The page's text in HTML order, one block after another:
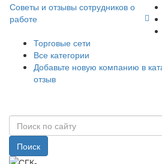
Советы и отзывы сотрудников о
работе
Торговые сети
Все категории
Добавьте новую компанию в
отзыв
Поиск